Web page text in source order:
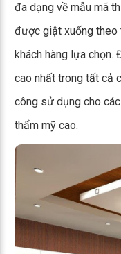
đa dạng về mẫu mã
được giật xuống theo
khách hàng lựa chọn.
cao nhất trong tất cả
công sử dụng cho
thẩm mỹ cao.